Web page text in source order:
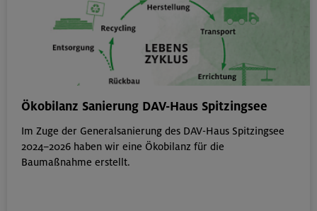
22.-23.08.26
Berg & Wandern für Einsteiger
Kitzbüheler Alpen
Ökobilanz Sanierung DAV-Haus Spitzingsee
Im Zuge der Generalsanierung des DAV-Haus Spitzingsee
2024–2026 haben wir eine Ökobilanz für die
Baumaßnahme erstellt.